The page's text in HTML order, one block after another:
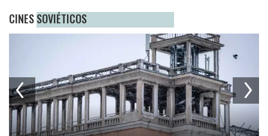
CINES SOVIÉTICOS